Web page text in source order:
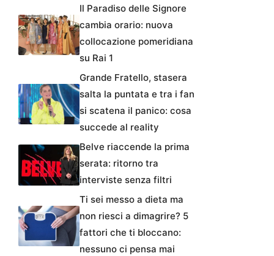
Il Paradiso delle Signore
cambia orario: nuova
collocazione pomeridiana
su Rai 1
Grande Fratello, stasera
salta la puntata e tra i fan
si scatena il panico: cosa
succede al reality
Belve riaccende la prima
serata: ritorno tra
interviste senza filtri
Ti sei messo a dieta ma
non riesci a dimagrire? 5
fattori che ti bloccano:
nessuno ci pensa mai